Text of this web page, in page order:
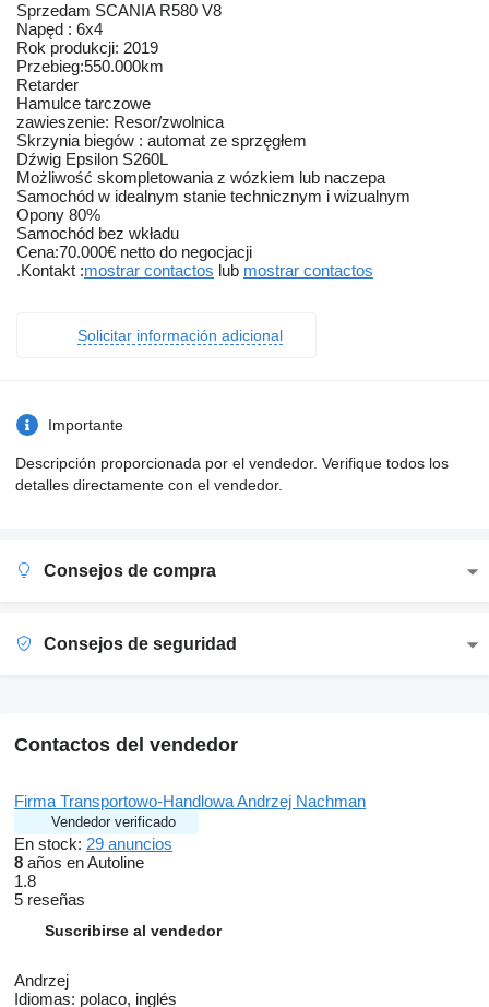
Sprzedam SCANIA R580 V8
Napęd : 6x4
Rok produkcji: 2019
Przebieg:550.000km
Retarder
Hamulce tarczowe
zawieszenie: Resor/zwolnica
Skrzynia biegów : automat ze sprzęgłem
Dźwig Epsilon S260L
Możliwość skompletowania z wózkiem lub naczepa
Samochód w idealnym stanie technicznym i wizualnym
Opony 80%
Samochód bez wkładu
Cena:70.000€ netto do negocjacji
.Kontakt :mostrar contactos lub mostrar contactos
Solicitar información adicional
Importante
Descripción proporcionada por el vendedor. Verifique todos los
detalles directamente con el vendedor.
Consejos de compra
Consejos de seguridad
Contactos del vendedor
Firma Transportowo-Handlowa Andrzej Nachman
Vendedor verificado
En stock: 29 anuncios
8 años en Autoline
1.8
5 reseñas
Suscribirse al vendedor
Andrzej
Idiomas: polaco, inglés